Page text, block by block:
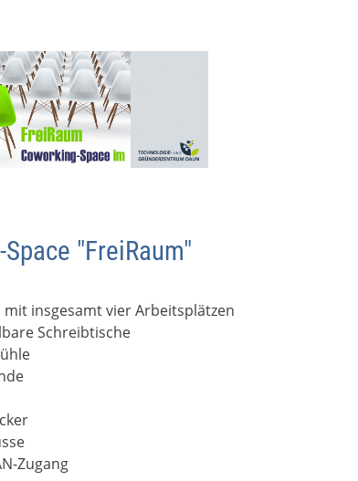
"FreiRaum"
insgesamt vier Arbeitsplätzen
Schreibtische
Zugang